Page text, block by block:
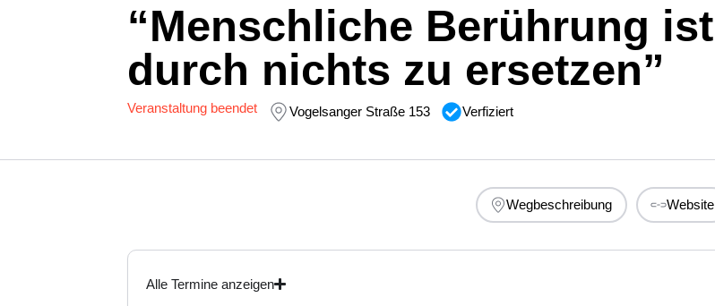
“Menschliche Berührung ist
durch nichts zu ersetzen”
Veranstaltung beendet Vogelsanger Straße 153 Verfiziert
Wegbeschreibung Website
Alle Termine anzeigen